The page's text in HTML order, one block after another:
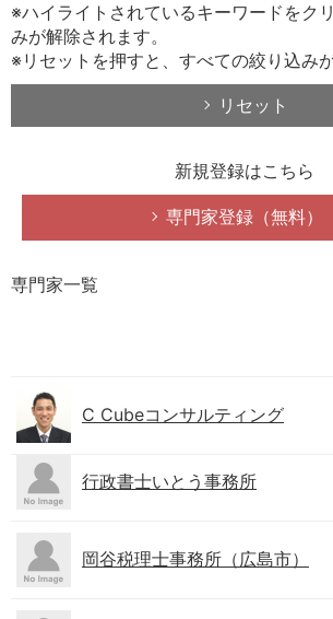
※ハイライトされているキーワードをク
みが解除されます。
※リセットを押すと、すべての絞り込み
リセット
新規登録はこちら
専門家登録（無料）
専門家一覧
C Cubeコンサルティング
行政書士いとう事務所
岡谷税理士事務所（広島市）